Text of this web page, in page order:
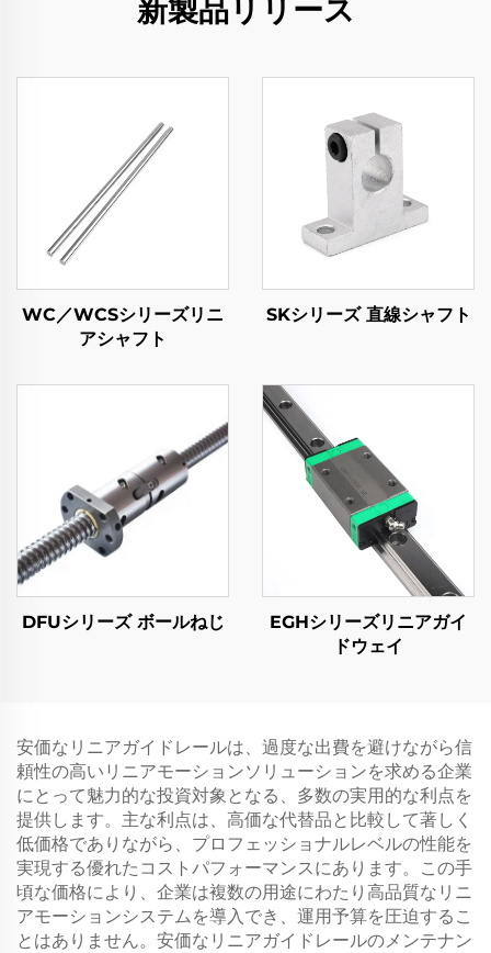
新製品リリース
WC／WCSシリーズリニ
アシャフト
SKシリーズ 直線シャフト
DFUシリーズ ボールねじ
EGHシリーズリニアガイ
ドウェイ
安価なリニアガイドレールは、過度な出費を避けながら信
頼性の高いリニアモーションソリューションを求める企業
にとって魅力的な投資対象となる、多数の実用的な利点を
提供します。主な利点は、高価な代替品と比較して著しく
低価格でありながら、プロフェッショナルレベルの性能を
実現する優れたコストパフォーマンスにあります。この手
頃な価格により、企業は複数の用途にわたり高品質なリニ
アモーションシステムを導入でき、運用予算を圧迫するこ
とはありません。安価なリニアガイドレールのメンテナン